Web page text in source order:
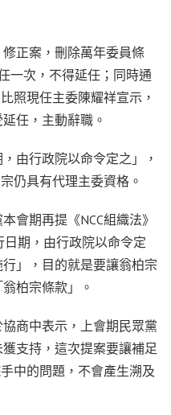
正案，刪除萬年委員條
一次，不得延任；同時通
照現任主委陳耀祥宣示，
任，主動辭職。
由行政院以命令定之」，
仍具有代理主委資格。
會期再提《NCC組織法》
期，由行政院以命令定
」，目的就是要讓翁柏宗
柏宗條款」。
商中表示，上會期民眾黨
支持，這次提案要讓補足
中的問題，不會產生溯及